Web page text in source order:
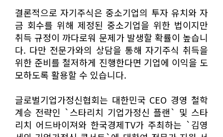
결론적으로 자기주식은 중소기업의 투자 유치와 자
금 회수를 위해 제정된 중소기업을 위한 법이지만
취득 규정이 까다로워 문제가 발생할 확률이 높습니
다. 다만 전문가와의 상담을 통해 자기주식 취득을
위한 준비를 철저하게 진행한다면 기업에 이익을 도
모하도록 활용할 수 있습니다.
글로벌기업가정신협회는 대한민국 CEO 경영 철학
계승 전략인 `스타리치 기업가정신 플랜` 및 스타
리치 어드바이져와 한국경제TV가 주최하는 `김영